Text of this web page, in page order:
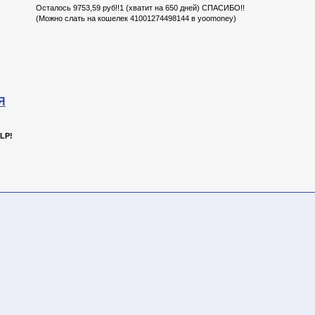
Осталось 9753,59 руб!!1 (хватит на 650 дней) СПАСИБО!!
(Можно слать на кошелек 41001274498144 в yoomoney)